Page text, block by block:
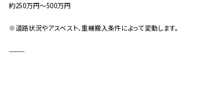
約250万円〜500万円
※道路状況やアスベスト、重機搬入条件によって変動します。
⸻